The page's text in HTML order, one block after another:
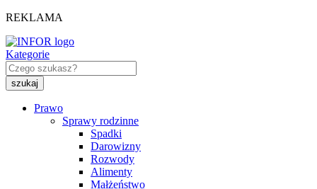
REKLAMA
Kategorie
Prawo
Sprawy rodzinne
Spadki
Darowizny
Rozwody
Alimenty
Małżeństwo